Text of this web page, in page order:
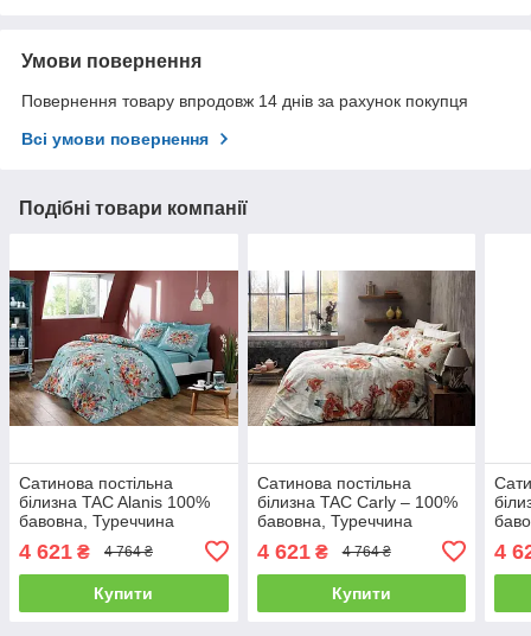
Умови повернення
Повернення товару впродовж 14 днів за рахунок покупця
Всі умови повернення
Подібні товари компанії
Сатинова постільна
білизна TAC Alanis 100%
бавовна, Туреччина
4 621 ₴ 4 764 ₴
Купити
Сатинова постільна
білизна TAC Carly – 100%
бавовна, Туреччина
4 621₴ 4 764 ₴
Купити
євро
4